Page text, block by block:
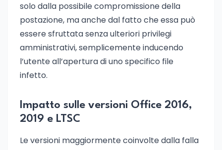
solo dalla possibile compromissione della
postazione, ma anche dal fatto che essa può
essere sfruttata senza ulteriori privilegi
amministrativi, semplicemente inducendo
l’utente all’apertura di uno specifico file
infetto.
Impatto sulle versioni Office 2016,
2019 e LTSC
Le versioni maggiormente coinvolte dalla falla